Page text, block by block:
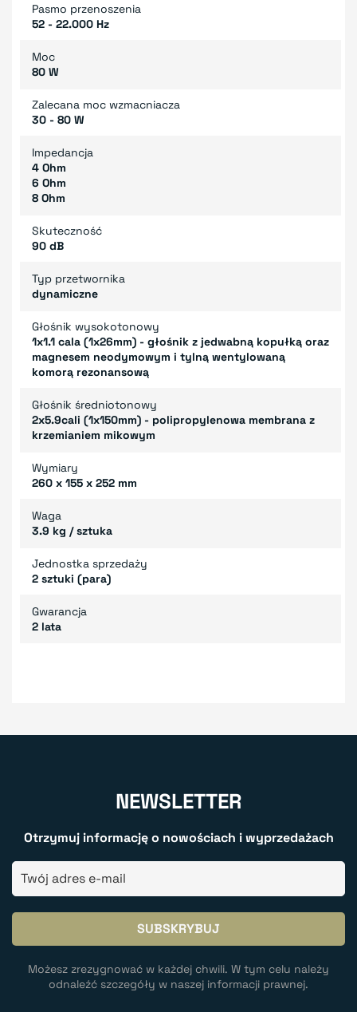
Pasmo przenoszenia
52 - 22.000 Hz
Moc
80 W
Zalecana moc wzmacniacza
30 - 80 W
Impedancja
4 Ohm
6 Ohm
8 Ohm
Skuteczność
90 dB
Typ przetwornika
dynamiczne
Głośnik wysokotonowy
1x1.1 cala (1x26mm) - głośnik z jedwabną kopułką oraz
magnesem neodymowym i tylną wentylowaną
komorą rezonansową
Głośnik średniotonowy
2x5.9cali (1x150mm) - polipropylenowa membrana z
krzemianiem mikowym
Wymiary
260 x 155 x 252 mm
Waga
3.9 kg / sztuka
Jednostka sprzedaży
2 sztuki (para)
Gwarancja
2 lata
NEWSLETTER
Otrzymuj informację o nowościach i wyprzedażach
Możesz zrezygnować w każdej chwili. W tym celu należy
odnaleźć szczegóły w naszej informacji prawnej.